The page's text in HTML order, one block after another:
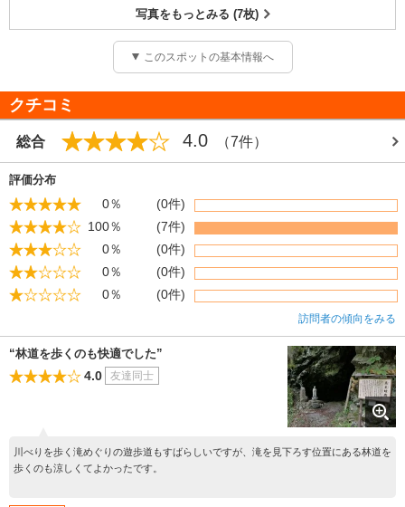
写真をもっとみる (7枚)
このスポットの基本情報へ
クチコミ
総合 4.0 （7件）
評価分布
0％
(0件)
100％
(7件)
0％
(0件)
0％
(0件)
0％
(0件)
訪問者の傾向をみる
“林道を歩くのも快適でした”
4.0 友達同士
川べりを歩く滝めぐりの遊歩道もすばらしいですが、滝を見下ろす位置にある林道を
歩くのも涼しくてよかったです。